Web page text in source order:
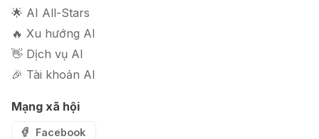
🌟 AI All-Stars
🔥 Xu hướng AI
👋 Dịch vụ AI
🎉 Tài khoản AI
Mạng xã hội
Facebook